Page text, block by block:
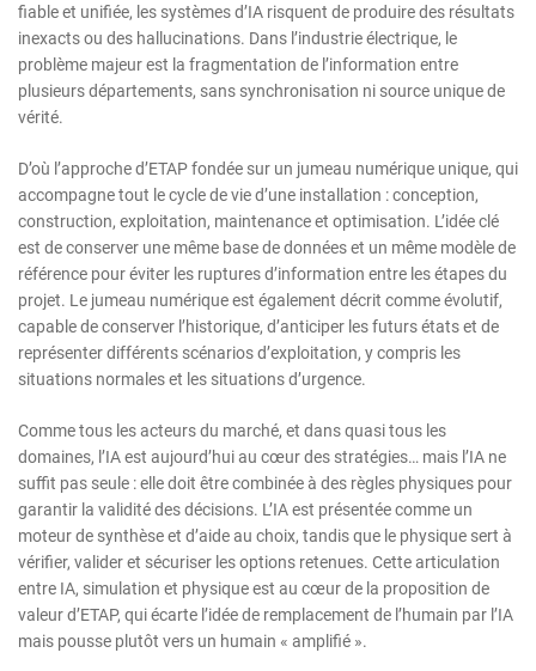
fiable et unifiée, les systèmes d’IA risquent de produire des résultats
inexacts ou des hallucinations. Dans l’industrie électrique, le
problème majeur est la fragmentation de l’information entre
plusieurs départements, sans synchronisation ni source unique de
vérité.
D’où l’approche d’ETAP fondée sur un jumeau numérique unique, qui
accompagne tout le cycle de vie d’une installation : conception,
construction, exploitation, maintenance et optimisation. L’idée clé
est de conserver une même base de données et un même modèle de
référence pour éviter les ruptures d’information entre les étapes du
projet. Le jumeau numérique est également décrit comme évolutif,
capable de conserver l’historique, d’anticiper les futurs états et de
représenter différents scénarios d’exploitation, y compris les
situations normales et les situations d’urgence.
Comme tous les acteurs du marché, et dans quasi tous les
domaines, l’IA est aujourd’hui au cœur des stratégies… mais l’IA ne
suffit pas seule : elle doit être combinée à des règles physiques pour
garantir la validité des décisions. L’IA est présentée comme un
moteur de synthèse et d’aide au choix, tandis que le physique sert à
vérifier, valider et sécuriser les options retenues. Cette articulation
entre IA, simulation et physique est au cœur de la proposition de
valeur d’ETAP, qui écarte l’idée de remplacement de l’humain par l’IA
mais pousse plutôt vers un humain « amplifié ».